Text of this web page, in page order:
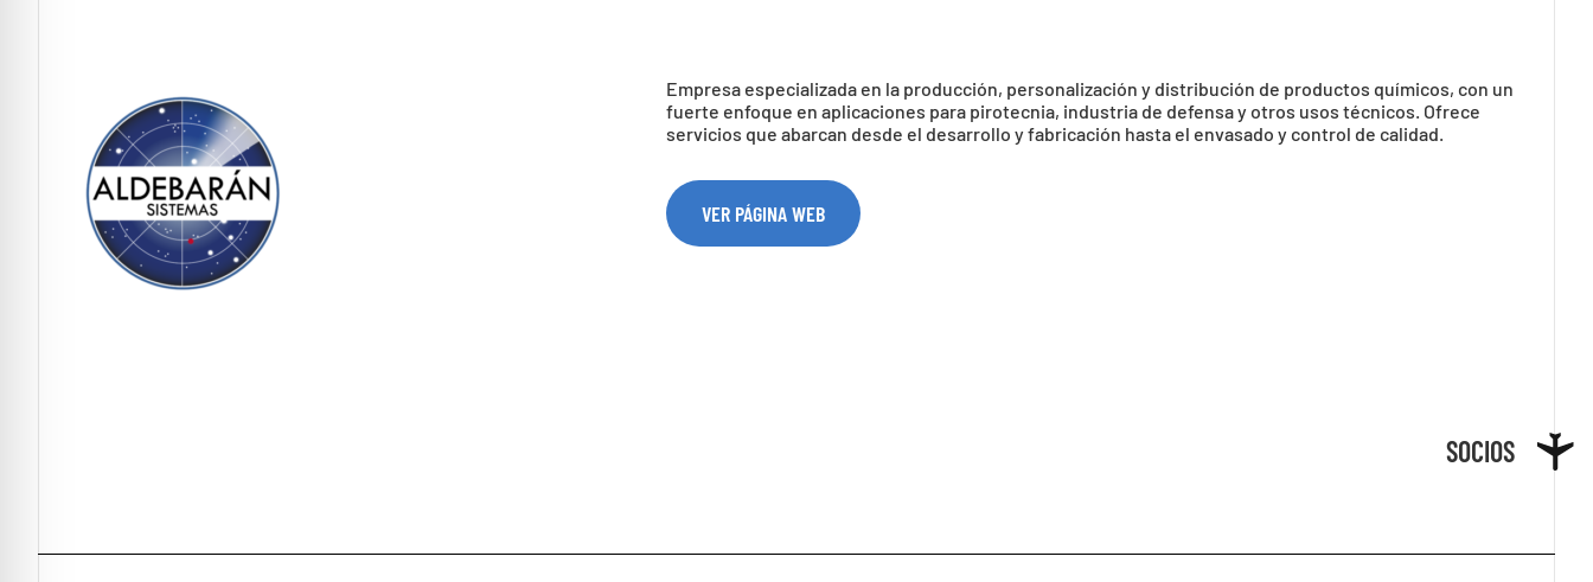
Empresa especializada en la producción, personalización y distribución de productos químicos, con un
fuerte enfoque en aplicaciones para pirotecnia, industria de defensa y otros usos técnicos. Ofrece
servicios que abarcan desde el desarrollo y fabricación hasta el envasado y control de calidad.
VER PÁGINA WEB
SOCIOS